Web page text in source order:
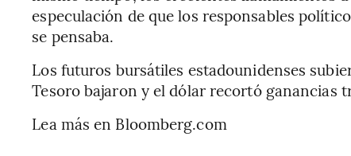
especulación de que los responsables
se pensaba.
Los futuros bursátiles estadounidenses
Tesoro bajaron y el dólar recortó ganancias
Lea más en Bloomberg.com